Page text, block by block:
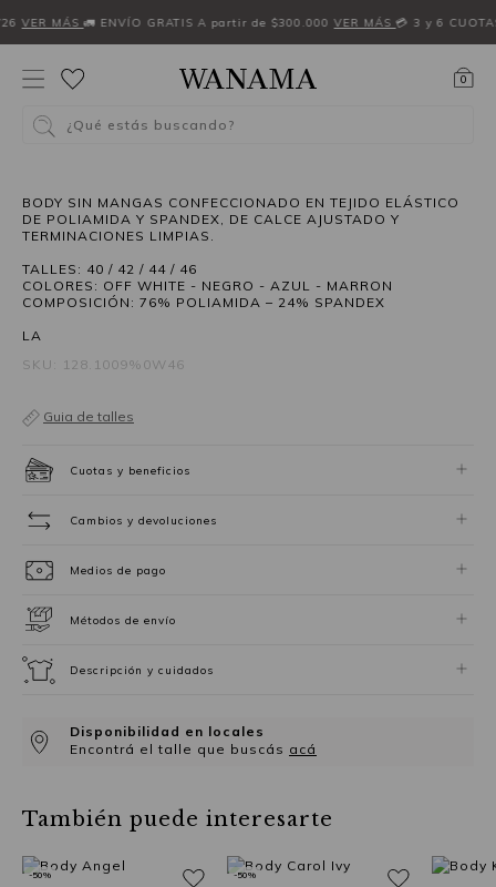
VER MÁS 🚛 ENVÍO GRATIS A partir de $300.000 VER MÁS 💳 3 y 6
0
¿Qué estás buscando?
BODY SIN MANGAS CONFECCIONADO EN TEJIDO ELÁSTICO
DE POLIAMIDA Y SPANDEX, DE CALCE AJUSTADO Y
TERMINACIONES LIMPIAS.
TALLES: 40 / 42 / 44 / 46
COLORES: OFF WHITE - NEGRO - AZUL - MARRON
COMPOSICIÓN: 76% POLIAMIDA – 24% SPANDEX
LA
SKU: 128.1009%0W46
Guia de talles
Cuotas y beneficios
Cambios y devoluciones
Medios de pago
Métodos de envío
Descripción y cuidados
Disponibilidad en locales
Encontrá el talle que buscás acá
También puede interesarte
-50% -50%